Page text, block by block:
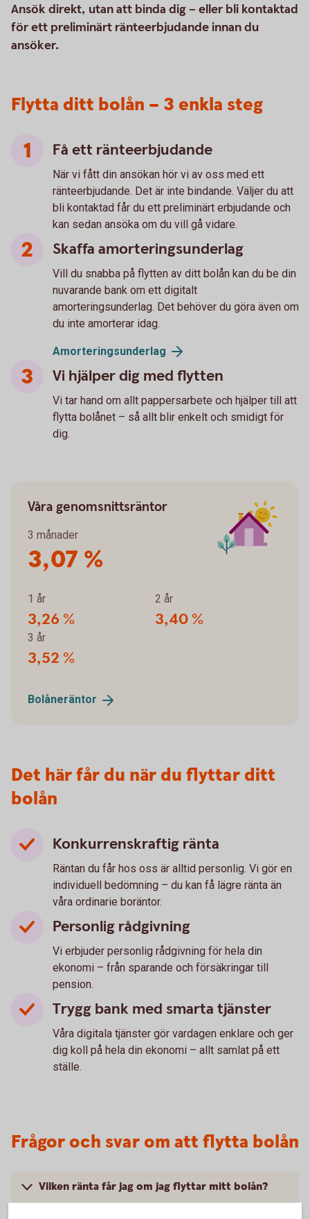
Ansök direkt, utan att binda dig – eller bli kontaktad
för ett preliminärt ränteerbjudande innan du
ansöker.
Flytta ditt bolån – 3 enkla steg
Få ett ränteerbjudande
När vi fått din ansökan hör vi av oss med ett
ränteerbjudande. Det är inte bindande. Väljer du att
bli kontaktad får du ett preliminärt erbjudande och
kan sedan ansöka om du vill gå vidare.
Skaffa amorteringsunderlag
Vill du snabba på flytten av ditt bolån kan du be din
nuvarande bank om ett digitalt
amorteringsunderlag. Det behöver du göra även om
du inte amorterar idag.
Amorteringsunderlag
Vi hjälper dig med flytten
Vi tar hand om allt pappersarbete och hjälper till att
flytta bolånet – så allt blir enkelt och smidigt för
dig.
Våra genomsnittsräntor
3 månader
3,07 %
1 år
3,26 %
2 år
3,40 %
3 år
3,52 %
Bolåneräntor
Det här får du när du flyttar ditt
bolån
Konkurrenskraftig ränta
Räntan du får hos oss är alltid personlig. Vi gör en
individuell bedömning – du kan få lägre ränta än
våra ordinarie boräntor.
Personlig rådgivning
Vi erbjuder personlig rådgivning för hela din
ekonomi – från sparande och försäkringar till
pension.
Trygg bank med smarta tjänster
Våra digitala tjänster gör vardagen enklare och ger
dig koll på hela din ekonomi – allt samlat på ett
ställe.
Frågor och svar om att flytta bolån
Vilken ränta får jag om jag flyttar mitt bolån?